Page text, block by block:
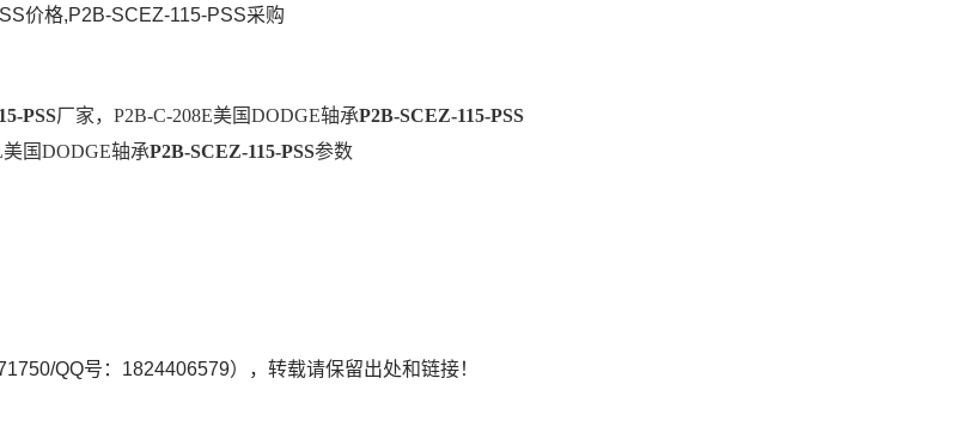
价格,P2B-SCEZ-115-PSS采购
PSS厂家，P2B-C-208E美国DODGE轴承P2B-SCEZ-115-PSS
国DODGE轴承P2B-SCEZ-115-PSS参数
QQ号：1824406579），转载请保留出处和链接！